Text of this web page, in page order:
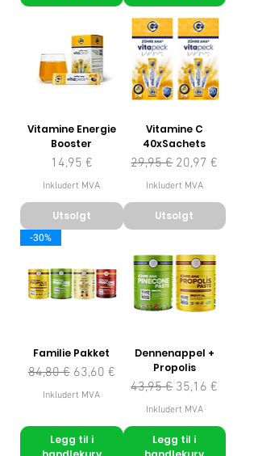
Vitamine Energie
Booster
Pris
14,95 €
Inkludert MVA
Utsolgt
Vitamine C
40xSachets
Vanlig pris
29,95 € Salgspris
20,97 €
Inkludert MVA
Utsolgt
-30%
Familie Pakket
Vanlig pris
84,80 € Salgspris
63,60 €
Inkludert MVA
Legg til i
Dennenappel +
Propolis
Vanlig pris
43,95 € Salgspris
35,16 €
Inkludert MVA
Legg til i